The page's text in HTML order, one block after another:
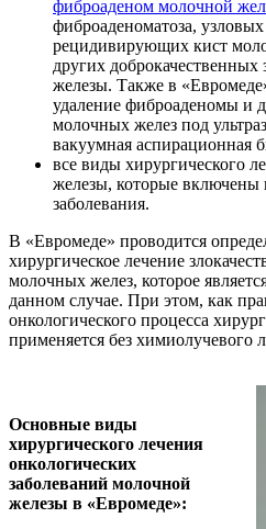
фиброаденом молочной
фиброаденоматоза,
рецидивирующих кист
других
железы. Также в
удаление фиброаденомы и
молочных желез под
вакуумная аспирационная
все виды хирургического
железы, которые включены
заболевания.
В «Евромеде» проводится
хирургическое лечение
молочных желез, которое
данном случае. При этом, как
онкологического процесса
применяется без химиолучевого
Основные виды
хирургического лечения
онкологических
заболеваний молочной
железы в «Евромеде»: